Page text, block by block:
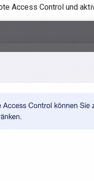
Access Control und